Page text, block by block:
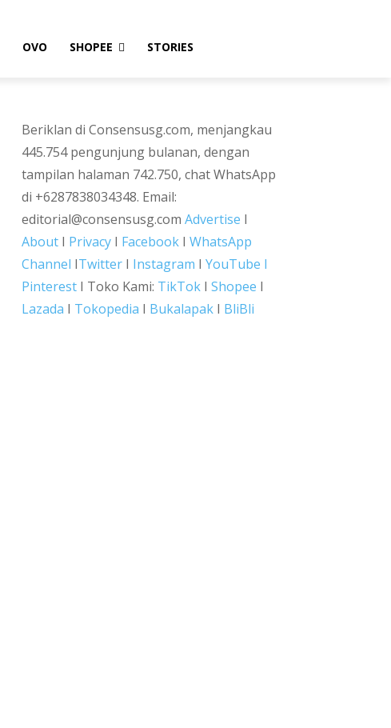
OVO SHOPEE STORIES
Beriklan di Consensusg.com, menjangkau
445.754 pengunjung bulanan, dengan
tampilan halaman 742.750, chat WhatsApp
di +6287838034348. Email:
editorial@consensusg.com Advertise I
About I Privacy I Facebook I WhatsApp
Channel ITwitter I Instagram I YouTube I
Pinterest I Toko Kami: TikTok I Shopee I
Lazada I Tokopedia I Bukalapak I BliBli